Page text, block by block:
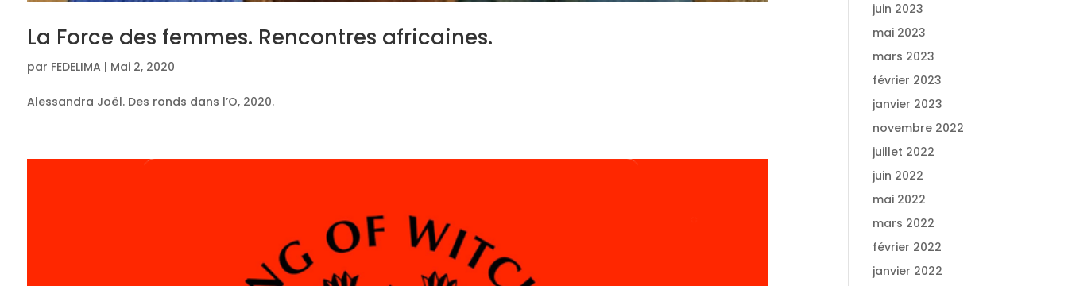
La Force des femmes. Rencontres africaines.
par FEDELIMA | Mai 2, 2020
Alessandra Joël. Des ronds dans l’O, 2020.
juin 2023
mai 2023
mars 2023
février 2023
janvier 2023
novembre 2022
juillet 2022
juin 2022
mai 2022
mars 2022
février 2022
janvier 2022